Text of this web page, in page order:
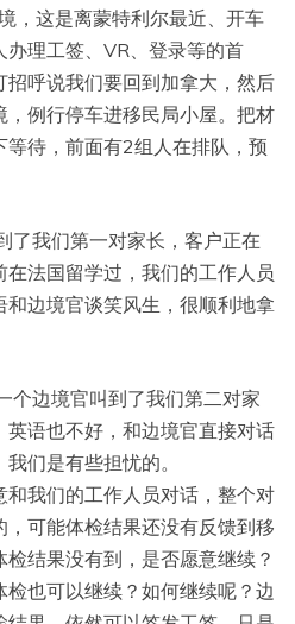
，这是离蒙特利尔最近、开车
理工签、VR、登录等的首
呼说我们要回到加拿大，然后
例行停车进移民局小屋。把材
待，前面有2组人在排队，预
我们第一对家长，客户正在
法国留学过，我们的工作人员
边境官谈笑风生，很顺利地拿
边境官叫到了我们第二对家
语也不好，和边境官直接对话
们是有些担忧的。
我们的工作人员对话，整个对
可能体检结果还没有反馈到移
结果没有到，是否愿意继续？
也可以继续？如何继续呢？边